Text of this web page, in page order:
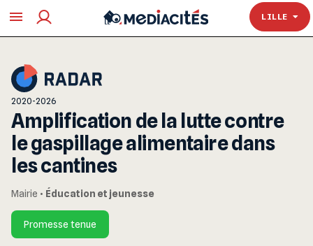
LILLE
TOULOUSE
2020-2026
Amplification de la lutte contre
le gaspillage alimentaire dans
les cantines
Mairie • Éducation et jeunesse
Promesse tenue